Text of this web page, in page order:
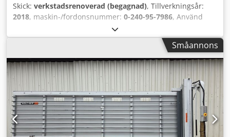
Skick: verkstadsrenoverad (begagnad), Tillverkningsår:
2018, maskin-/fordonsnummer: 0-240-95-7986, Använd
panelågsåg HPP 300/43/43, renoverad INBYGDA
FUNKTIONER: • Utskjutning av sågblad 80 mm • Såglängd
4300 mm • Högerutförande • Maskinbord i såglinjen med
luftkuddstabell Dodpjy A Rgaefx Angeck • 4 bord • Steglös
styrning av tryckbalken • 7 spänntänger • Motoreffekt,
huvudsåg: 11 kW • Motoreffekt, försåg: 1,5 kW •
Etiketteringsprogram • Sågvagnens hastighet 130 m/min •
ECO Plus-teknik för att spara upp till 20 % energi
MASKINENS FUNKTIONER: • Manöverpanel • CADMATIC 5
YTTERLIGARE INFORMATION: • Dataöverföring via WLAN +
Småannons